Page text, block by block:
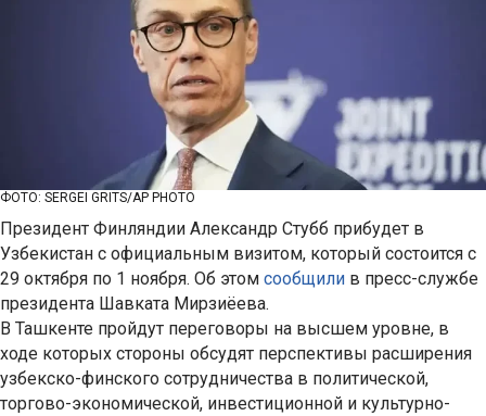
ФОТО: SERGEI GRITS/AP PHOTO
Президент Финляндии Александр Стубб прибудет в
Узбекистан с официальным визитом, который состоится с
29 октября по 1 ноября. Об этом сообщили в пресс-службе
президента Шавката Мирзиёева.
В Ташкенте пройдут переговоры на высшем уровне, в
ходе которых стороны обсудят перспективы расширения
узбекско-финского сотрудничества в политической,
торгово-экономической, инвестиционной и культурно-